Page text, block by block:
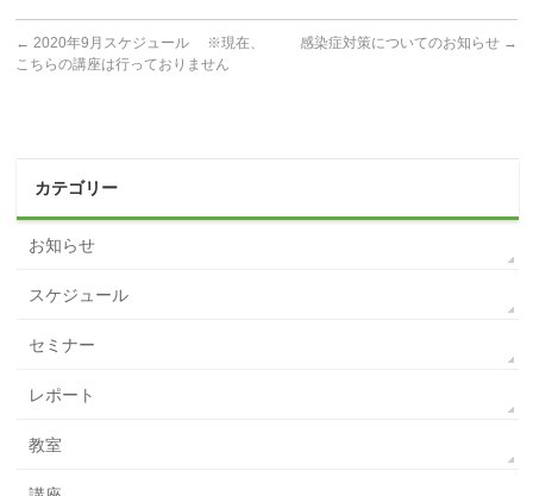
← 2020年9月スケジュール ※現在、
こちらの講座は行っておりません
感染症対策についてのお知らせ →
カテゴリー
お知らせ
スケジュール
セミナー
レポート
教室